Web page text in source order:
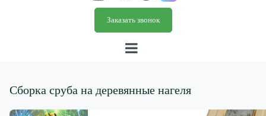
Заказать звонок
Сборка сруба на деревянные нагеля